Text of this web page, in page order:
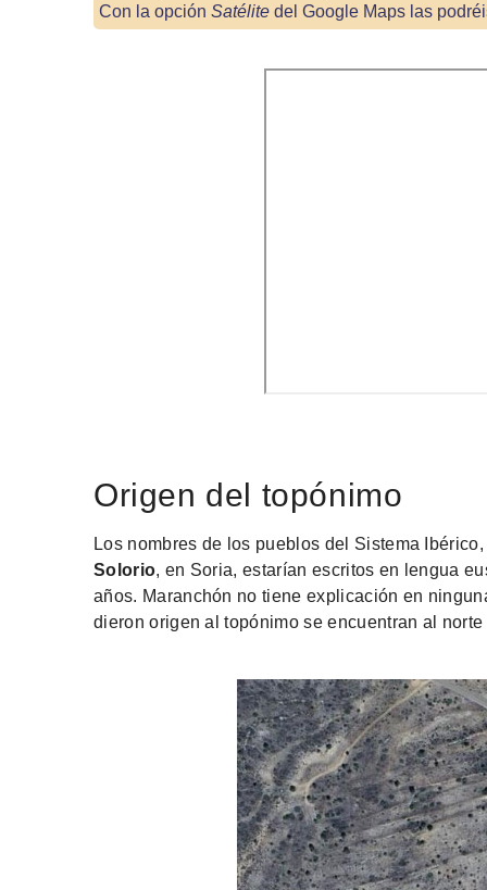
Con la opción Satélite del Google Maps las
Origen del topónimo
Los nombres de los pueblos del Sistema
Solorio, en Soria, estarían escritos en lengua
años. Maranchón no tiene explicación en
dieron origen al topónimo se encuentran al